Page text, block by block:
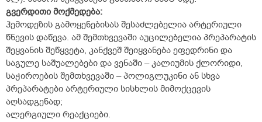
გვერდითი მოქმედება:
ჰემოდეზის გამოყენებისას შესაძლებელია არტერიული
წნევის დაწევა. ამ შემთხვევაში აუცილებელია პრეპარატის
შეყვანის შეწყვეტა, კანქვეშ შეიყვანება ეფედრინი და
საგულე საშუალებები და ვენაში – კალიუმის ქლორიდი,
საჭიროების შემთხვევაში – პოლიგლუკინი ან სხვა
პრეპარატები არტერიული სისხლის მიმოქცევის
აღსადგენად;
ალერგიული რეაქციები.